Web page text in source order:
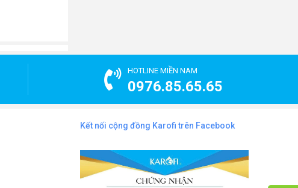
HOTLINE MIỀN NAM
0976.85.65.65
Kết nối cộng đồng Karofi trên Facebook